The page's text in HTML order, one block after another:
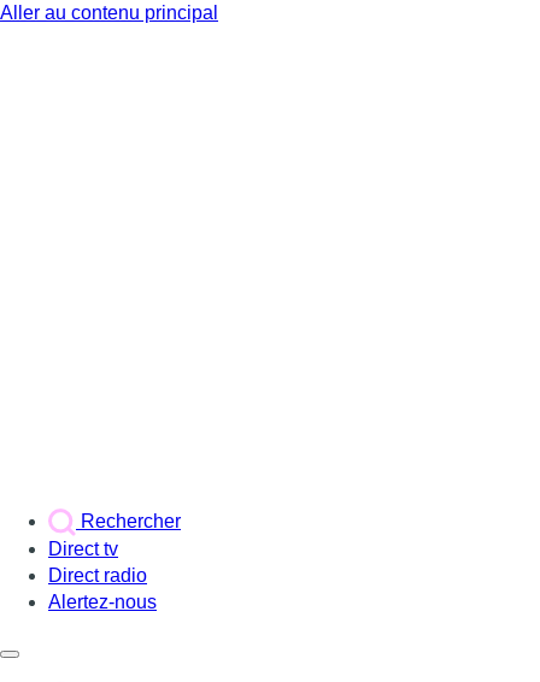
Aller au contenu principal
Rechercher
Direct tv
Direct radio
Alertez-nous